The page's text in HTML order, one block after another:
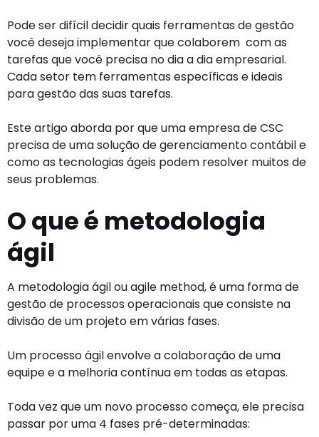
Pode ser difícil decidir quais ferramentas de gestão
você deseja implementar que colaborem com as
tarefas que você precisa no dia a dia empresarial.
Cada setor tem ferramentas específicas e ideais
para gestão das suas tarefas.
Este artigo aborda por que uma empresa de CSC
precisa de uma solução de gerenciamento contábil e
como as tecnologias ágeis podem resolver muitos de
seus problemas.
O que é metodologia
ágil
A metodologia ágil ou agile method, é uma forma de
gestão de processos operacionais que consiste na
divisão de um projeto em várias fases.
Um processo ágil envolve a colaboração de uma
equipe e a melhoria contínua em todas as etapas.
Toda vez que um novo processo começa, ele precisa
passar por uma 4 fases pré-determinadas: